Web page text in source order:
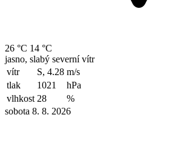
26 °C 14 °C
jasno, slabý severní vítr
vítr
S, 4.28 m/s
tlak
1021
hPa
vlhkost 28
%
sobota 8. 8. 2026